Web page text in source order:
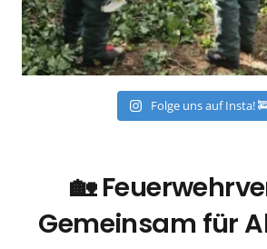
Folge uns auf Insta!
🏡
Gemeinsam für